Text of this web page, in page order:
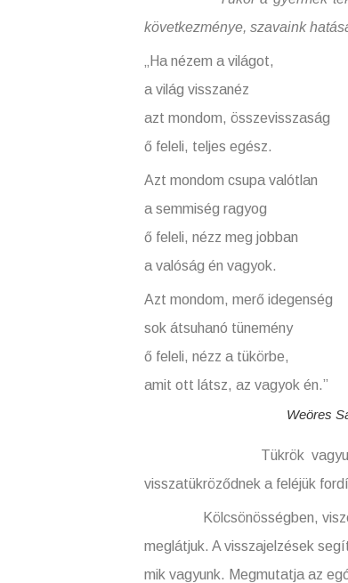
következménye, szavaink
„Ha nézem a világot,
a világ visszanéz
azt mondom, összevisszaság
ő feleli, teljes egész.
Azt mondom csupa valótlan
a semmiség ragyog
ő feleli, nézz meg jobban
a valóság én vagyok.
Azt mondom, merő idegenség
sok átsuhanó tünemény
ő feleli, nézz a tükörbe,
amit ott látsz, az vagyok én.”
Weöres
Tükrök vagyunk
visszatükröződnek a feléjük
Kölcsönösségben,
meglátjuk. A visszajelzések
mik vagyunk. Megmutatja az